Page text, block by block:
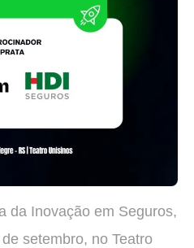
da Inovação em Seguros,
setembro, no Teatro